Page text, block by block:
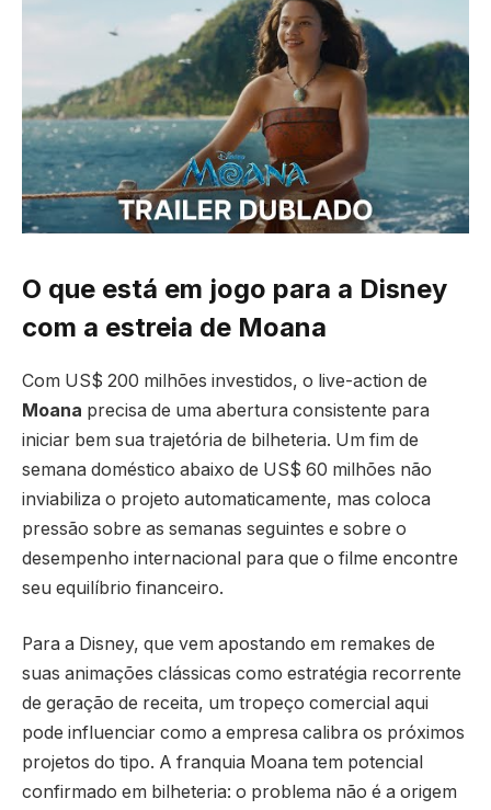
O que está em jogo para a Disney
com a estreia de Moana
Com US$ 200 milhões investidos, o live-action de
Moana precisa de uma abertura consistente para
iniciar bem sua trajetória de bilheteria. Um fim de
semana doméstico abaixo de US$ 60 milhões não
inviabiliza o projeto automaticamente, mas coloca
pressão sobre as semanas seguintes e sobre o
desempenho internacional para que o filme encontre
seu equilíbrio financeiro.
Para a Disney, que vem apostando em remakes de
suas animações clássicas como estratégia recorrente
de geração de receita, um tropeço comercial aqui
pode influenciar como a empresa calibra os próximos
projetos do tipo. A franquia Moana tem potencial
confirmado em bilheteria: o problema não é a origem